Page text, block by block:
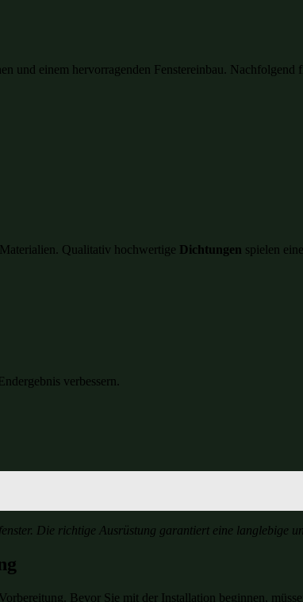
und einem hervorragenden Fenstereinbau.
Qualitativ hochwertige Dichtungen spielen
verbessern.
Die richtige Ausrüstung garantiert eine langlebige
Bevor Sie mit der Installation beginnen,